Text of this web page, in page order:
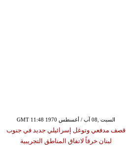
GMT 11:48 1970 السبت ,08 آب / أغسطس
قصف مدفعي وتوغل إسرائيلي جديد في جنوب
لبنان خرقاً لاتفاق المناطق التجريبية